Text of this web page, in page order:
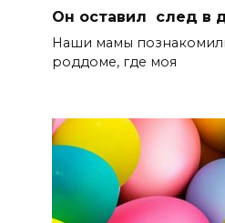
Он оставил след в
Наши мамы
роддоме, где моя